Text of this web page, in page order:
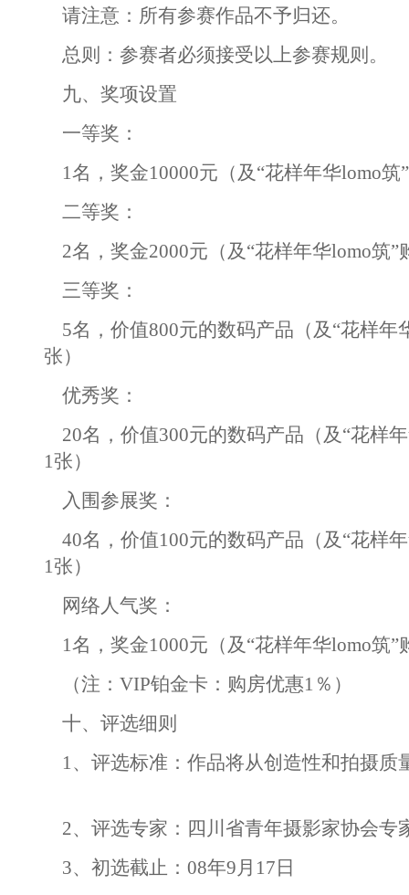
请注意：所有参赛作品不予归还。
总则：参赛者必须接受以上参赛规则。
九、奖项设置
一等奖：
1名，奖金10000元（及“花样年华lomo筑
二等奖：
2名，奖金2000元（及“花样年华lomo筑”
三等奖：
5名，价值800元的数码产品（及“花样年
张）
优秀奖：
20名，价值300元的数码产品（及“花样
1张）
入围参展奖：
40名，价值100元的数码产品（及“花样
1张）
网络人气奖：
1名，奖金1000元（及“花样年华lomo筑”
（注：VIP铂金卡：购房优惠1％）
十、评选细则
1、评选标准：作品将从创造性和拍摄质
2、评选专家：四川省青年摄影家协会专
3、初选截止：08年9月17日